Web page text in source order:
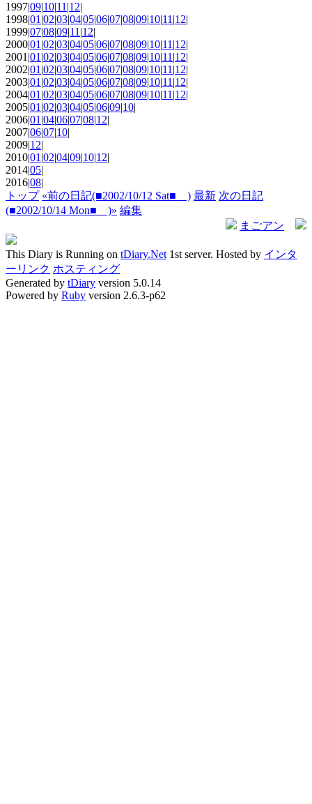
1997|09|10|11 |12|
1998|01 |02|03|04|05|06|07|08|09|10|11 |12|
1999|07|08|09|11 |12|
2000|01 |02|03|04|05|06|07|08|09|10|11 |12|
2001|01 |02|03|04|05|06|07|08|09|10|11 |12|
2002|01 |02|03|04|05|06|07|08|09|10|11 |12|
2003|01 |02|03|04|05|06|07|08|09|10|11 |12|
2004|01 |02|03|04|05|06|07|08|09|10|11 |12|
2005|01 |02|03|04|05|06|09|10|
2006|01 |04|06|07|08|12|
2007|06|07|10|
2009|12|
2010|01 |02|04|09|10|12|
2014|05|
2016|08|
トップ «前の日記(■2002/10/12 Sat■ ) 最新 次の日記
(■2002/10/14 Mon■ )» 編集
まごアン
This Diary is Running on tDiary.Net 1st server. Hosted by インタ
ーリンク ホスティング
Generated by tDiary version 5.0.14
Powered by Ruby version 2.6.3-p62